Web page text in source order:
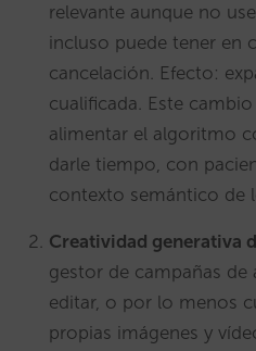
relevante aunque no
incluso puede tener en
cancelación. Efecto:
cualificada. Este
alimentar el algoritmo
darle tiempo, con
contexto semántico de
Creatividad generativa
gestor de campañas de
editar, o por lo menos
propias imágenes y